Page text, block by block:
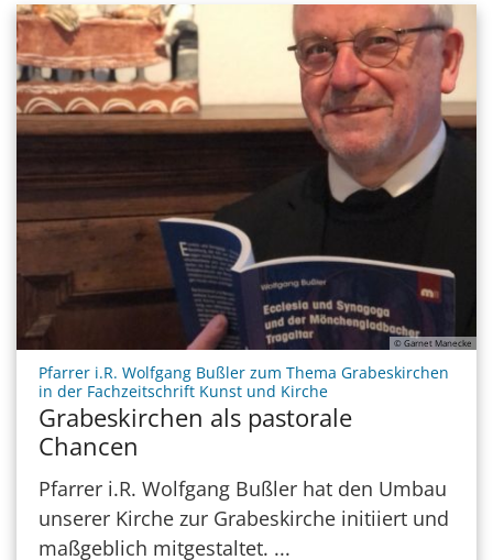
© Garnet Manecke
Pfarrer i.R. Wolfgang Bußler zum Thema Grabeskirchen
in der Fachzeitschrift Kunst und Kirche:
Grabeskirchen als pastorale
Chancen
Pfarrer i.R. Wolfgang Bußler hat den Umbau
unserer Kirche zur Grabeskirche initiiert und
maßgeblich mitgestaltet. ...